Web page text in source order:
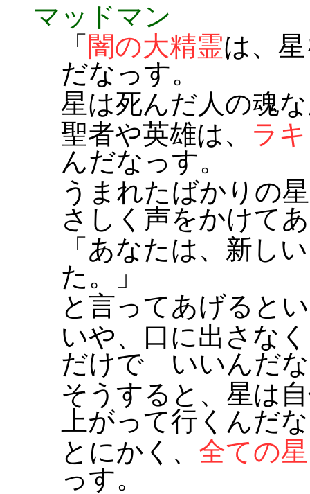
マッドマン
「 闇の大精霊は、
だなっす。
星は死んだ人の魂
聖者や英雄は、 ラ
んだなっす。
うまれたばかりの
さしく声をかけ
「あなたは、新し
た。」
と言ってあげると
いや、口に出さな
だけで いいんだ
そうすると、星は
上がって行くんだ
とにかく、 全ての
っす。